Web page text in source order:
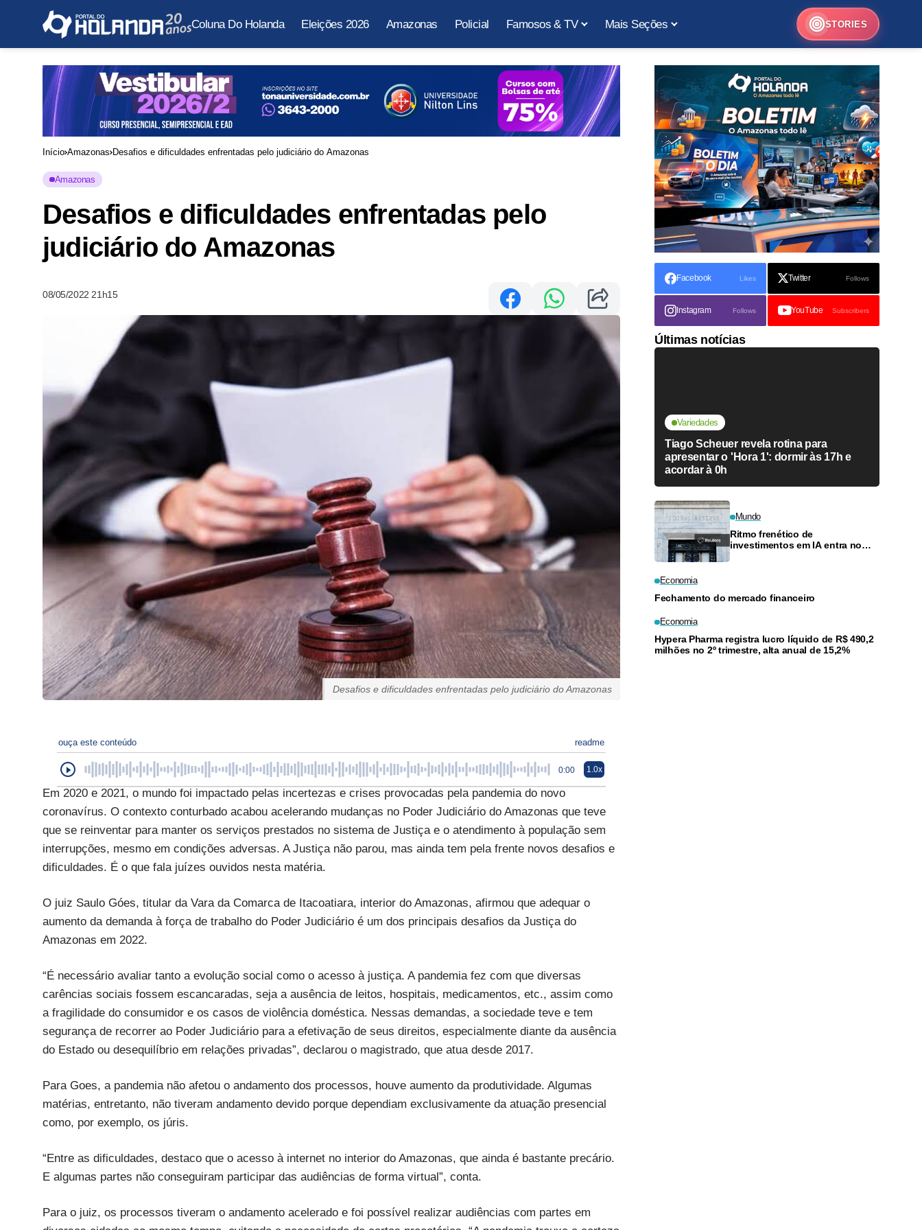
Coluna Do Holanda Eleições 2026 Amazonas Policial Famosos & TV Mais Seções STORIES
Início Amazonas Desafios e dificuldades enfrentadas pelo judiciário do Amazonas
Amazonas
Desafios e dificuldades enfrentadas pelo
judiciário do Amazonas
08/05/2022 21h15
Desafios e dificuldades enfrentadas pelo judiciário do Amazonas
ouça este conteúdo readme
0:00 1.0x
Em 2020 e 2021, o mundo foi impactado pelas incertezas e crises provocadas pela pandemia do novo
coronavírus. O contexto conturbado acabou acelerando mudanças no Poder Judiciário do Amazonas que teve
que se reinventar para manter os serviços prestados no sistema de Justiça e o atendimento à população sem
interrupções, mesmo em condições adversas. A Justiça não parou, mas ainda tem pela frente novos desafios e
dificuldades. É o que fala juízes ouvidos nesta matéria.
O juiz Saulo Góes, titular da Vara da Comarca de Itacoatiara, interior do Amazonas, afirmou que adequar o
aumento da demanda à força de trabalho do Poder Judiciário é um dos principais desafios da Justiça do
Amazonas em 2022.
“É necessário avaliar tanto a evolução social como o acesso à justiça. A pandemia fez com que diversas
carências sociais fossem escancaradas, seja a ausência de leitos, hospitais, medicamentos, etc., assim como
a fragilidade do consumidor e os casos de violência doméstica. Nessas demandas, a sociedade teve e tem
segurança de recorrer ao Poder Judiciário para a efetivação de seus direitos, especialmente diante da ausência
do Estado ou desequilíbrio em relações privadas”, declarou o magistrado, que atua desde 2017.
Para Goes, a pandemia não afetou o andamento dos processos, houve aumento da produtividade. Algumas
matérias, entretanto, não tiveram andamento devido porque dependiam exclusivamente da atuação presencial
como, por exemplo, os júris.
“Entre as dificuldades, destaco que o acesso à internet no interior do Amazonas, que ainda é bastante precário.
E algumas partes não conseguiram participar das audiências de forma virtual”, conta.
Para o juiz, os processos tiveram o andamento acelerado e foi possível realizar audiências com partes em
Facebook Likes Twitter Follows
Instagram Follows YouTube Subscribers
Últimas notícias
Variedades
Tiago Scheuer revela rotina para
apresentar o 'Hora 1': dormir às 17h e
acordar à 0h
Mundo
Ritmo frenético de
investimentos em IA entra no
Economia
Fechamento do mercado financeiro
Economia
Hypera Pharma registra lucro líquido de R$ 490,2
milhões no 2º trimestre, alta anual de 15,2%